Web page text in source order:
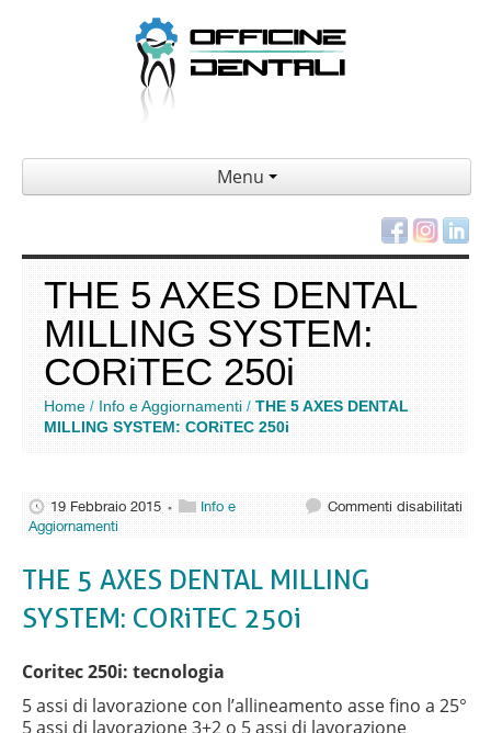
Menu
THE 5 AXES DENTAL
MILLING SYSTEM:
CORiTEC 250i
Home / Info e Aggiornamenti / THE 5 AXES DENTAL
MILLING SYSTEM: CORiTEC 250i
Commenti disabilitati
19 Febbraio 2015 •
Info e
Aggiornamenti
THE 5 AXES DENTAL MILLING
SYSTEM: CORiTEC 250i
Coritec 250i: tecnologia
5 assi di lavorazione con l’allineamento asse fino a 25°
5 assi di lavorazione 3+2 o 5 assi di lavorazione